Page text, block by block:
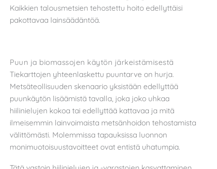
Kaikkien talousmetsien tehostettu hoito edellyttäisi
pakottavaa lainsäädäntöä.
Puun ja biomassojen käytön järkeistämisestä
Tiekarttojen yhteenlaskettu puuntarve on hurja.
Metsäteollisuuden skenaario yksistään edellyttää
puunkäytön lisäämistä tavalla, joka joko uhkaa
hiilinielujen kokoa tai edellyttää kattavaa ja mitä
ilmeisemmin lainvoimaista metsänhoidon tehostamista
välittömästi. Molemmissa tapauksissa luonnon
monimuotoisuustavoitteet ovat entistä uhatumpia.